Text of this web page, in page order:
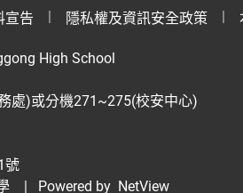
宣告 隱私權及資訊安全政策
High School
處)或分機271~275(校安中心)
號
| Powered by NetView